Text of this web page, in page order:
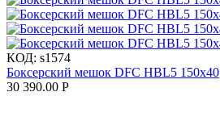
КОД: s1574
Боксерский мешок DFC HBL5 150х40
30 390.00 Р